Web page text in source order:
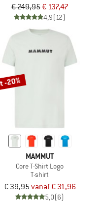
€ 249,95€ 137,47
4,9(12)
-20%
MAMMUT
Core T-Shirt Logo
T-shirt
€ 39,95vanaf € 31,96
5,0(6)